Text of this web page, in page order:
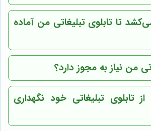
تا تابلوی تبلیغاتی من آماده
من نیاز به مجوز دارد؟
تابلوی تبلیغاتی خود نگهداری